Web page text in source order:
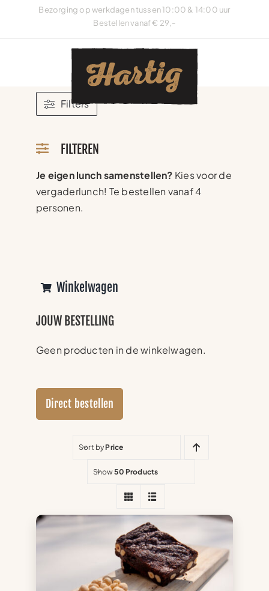
Bezorging op werkdagen tussen 10:00 & 14:00 uur
Bestellen vanaf € 29,-
Filters
FILTEREN
Je eigen lunch samenstellen? Kies voor de
vergaderlunch! Te bestellen vanaf 4
personen.
Winkelwagen
JOUW BESTELLING
Geen producten in de winkelwagen.
Direct bestellen
Sort byPrice
Show50 Products